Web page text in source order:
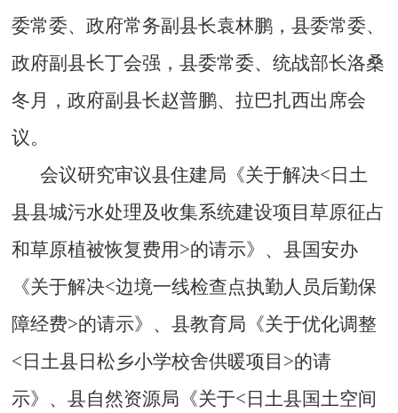
委常委、政府常务副县长袁林鹏，县委常委、
政府副县长丁会强，县委常委、统战部长洛桑
冬月，政府副县长赵普鹏、拉巴扎西出席会
议。
会议研究审议县住建局《关于解决<日土
县县城污水处理及收集系统建设项目草原征占
和草原植被恢复费用>的请示》、县国安办
《关于解决<边境一线检查点执勤人员后勤保
障经费>的请示》、县教育局《关于优化调整
< 日土县日松乡小学校舍供暖项目 >的请
示》、县自然资源局《关于< 日土县国土空间